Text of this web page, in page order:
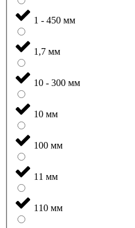
1 - 450 мм
1,7 мм
10 - 300 мм
10 мм
100 мм
11 мм
110 мм